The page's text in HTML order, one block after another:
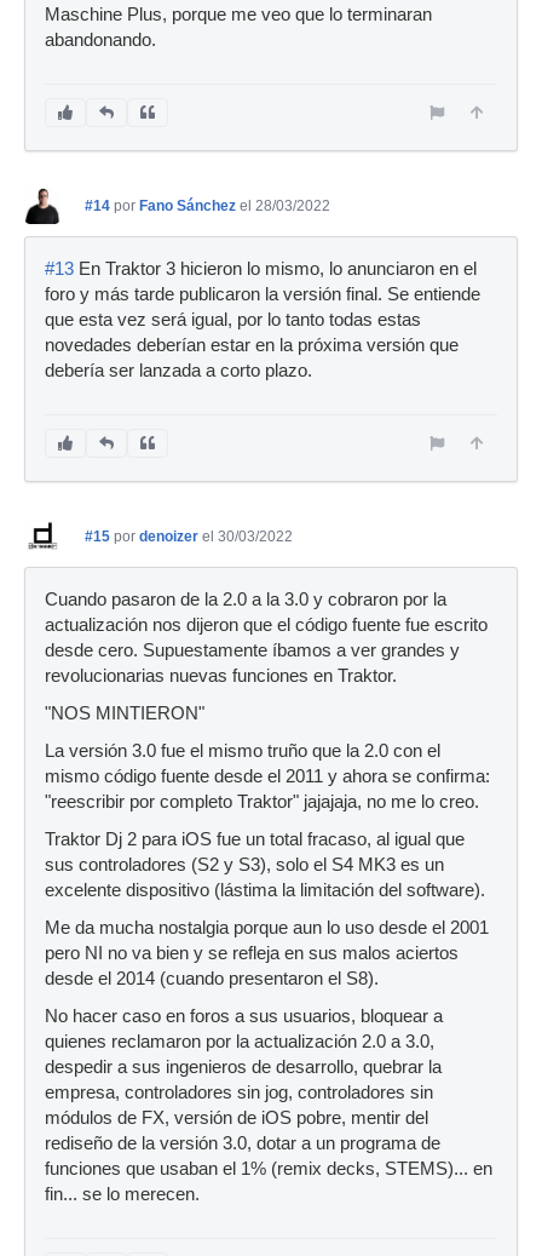
Maschine Plus, porque me veo que lo terminaran
abandonando.
#14 por Fano Sánchez el 28/03/2022
#13 En Traktor 3 hicieron lo mismo, lo anunciaron en el
foro y más tarde publicaron la versión final. Se entiende
que esta vez será igual, por lo tanto todas estas
novedades deberían estar en la próxima versión que
debería ser lanzada a corto plazo.
#15 por denoizer el 30/03/2022
Cuando pasaron de la 2.0 a la 3.0 y cobraron por la
actualización nos dijeron que el código fuente fue escrito
desde cero. Supuestamente íbamos a ver grandes y
revolucionarias nuevas funciones en Traktor.
"NOS MINTIERON"
La versión 3.0 fue el mismo truño que la 2.0 con el
mismo código fuente desde el 2011 y ahora se confirma:
"reescribir por completo Traktor" jajajaja, no me lo creo.
Traktor Dj 2 para iOS fue un total fracaso, al igual que
sus controladores (S2 y S3), solo el S4 MK3 es un
excelente dispositivo (lástima la limitación del software).
Me da mucha nostalgia porque aun lo uso desde el 2001
pero NI no va bien y se refleja en sus malos aciertos
desde el 2014 (cuando presentaron el S8).
No hacer caso en foros a sus usuarios, bloquear a
quienes reclamaron por la actualización 2.0 a 3.0,
despedir a sus ingenieros de desarrollo, quebrar la
empresa, controladores sin jog, controladores sin
módulos de FX, versión de iOS pobre, mentir del
rediseño de la versión 3.0, dotar a un programa de
funciones que usaban el 1% (remix decks, STEMS)... en
fin... se lo merecen.